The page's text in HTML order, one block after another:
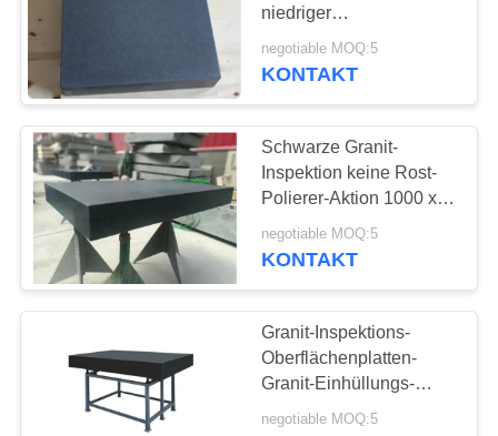
niedriger
Ungenauigkeits-Fehler-
stabile Leistung
negotiable MOQ:5
KONTAKT
Schwarze Granit-
Inspektion keine Rost-
Polierer-Aktion 1000 x
2000 Millimeter
überziehen
negotiable MOQ:5
KONTAKT
Granit-Inspektions-
Oberflächenplatten-
Granit-Einhüllungs-
Platte 24x12x3 Browns
negotiable MOQ:5